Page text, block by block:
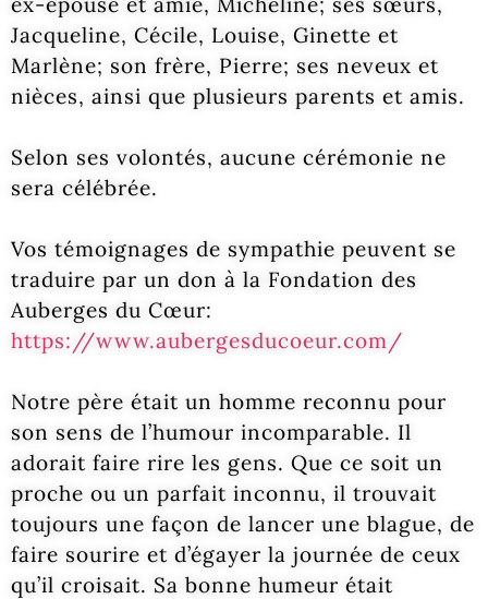
Jacqueline, Cécile, Louise, Ginette et
Marlène; son frère, Pierre; ses neveux et
nièces, ainsi que plusieurs parents et amis.
Selon ses volontés, aucune cérémonie ne
sera célébrée.
Vos témoignages de sympathie peuvent se
traduire par un don à la Fondation des
Auberges du Cœur:
https://www.aubergesducoeur.com/
Notre père était un homme reconnu pour
son sens de l’humour incomparable. Il
adorait faire rire les gens. Que ce soit un
proche ou un parfait inconnu, il trouvait
toujours une façon de lancer une blague, de
faire sourire et d’égayer la journée de ceux
qu’il croisait. Sa bonne humeur était